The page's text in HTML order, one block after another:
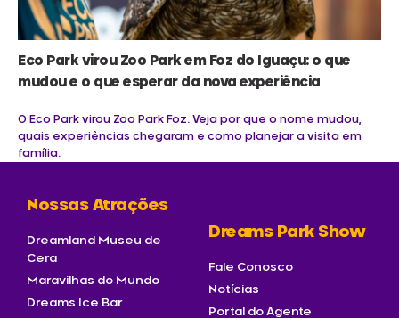
Eco Park virou Zoo Park em Foz do Iguaçu: o que
mudou e o que esperar da nova experiência
O Eco Park virou Zoo Park Foz. Veja por que o nome mudou,
quais experiências chegaram e como planejar a visita em
família.
Nossas Atrações
Dreamland Museu de
Cera
Maravilhas do Mundo
Dreams Ice Bar
Dreams Park Show
Fale Conosco
Notícias
Portal do Agente